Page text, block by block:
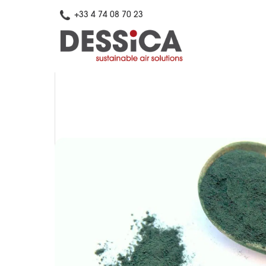
+33 4 74 08 70 23